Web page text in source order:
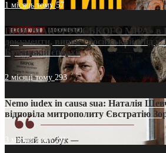
1 місяць тому57
ПРИСМАК «РУССЬКОГО МІРА» в
документи, вирок і російський слід у
Бучацькій єпархії
2 місяці тому 293
Nemo iudex in causa sua: Наталія
відповіла митрополиту Євстратію
3 місяці тому211